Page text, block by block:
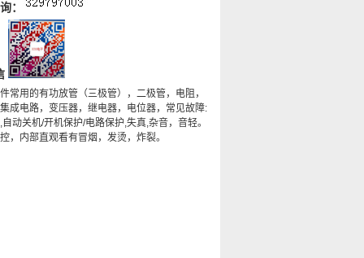
：
常用的有功放管（三极管），二极管，电阻，
成电路，变压器，继电器，电位器，常见故障:
动关机/开机保护/电路保护,失真,杂音，音轻。
，内部直观看有冒烟，发烫，炸裂。